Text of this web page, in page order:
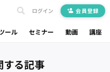
ール セミナー 動画 講座
ログイン 会員登録
する記事